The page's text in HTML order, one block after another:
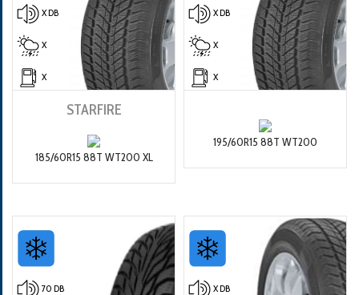
X DB
X
X
STARFIRE
185/60R15 88T WT200 XL
X DB
X
X
195/60R15 88T WT200
70 DB X DB